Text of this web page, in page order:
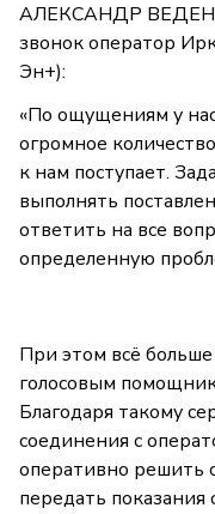
АЛЕКСАНДР
звонок оператор
Эн+):
«По ощущениям у
огромное
к нам поступает.
выполнять
ответить на все
определенную
При этом всё
голосовым
Благодаря такому
соединения с
оперативно решить
передать показания